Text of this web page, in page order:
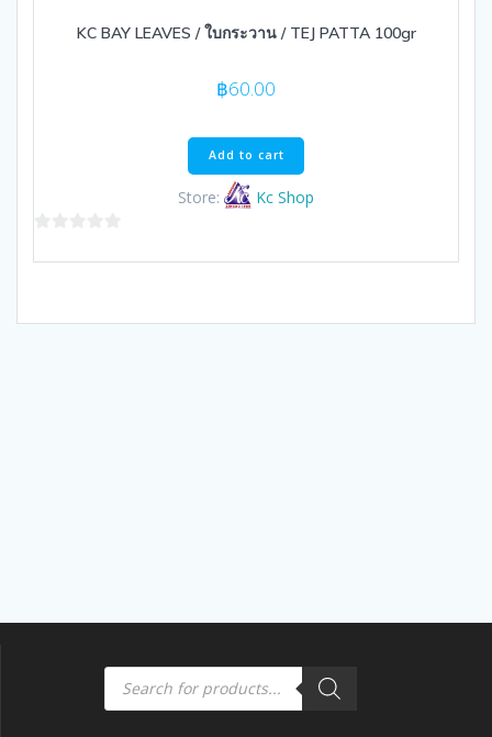
KC BAY LEAVES / ใบกระวาน / TEJ PATTA 100gr
฿60.00
Add to cart
Store: Kc Shop
Products
search